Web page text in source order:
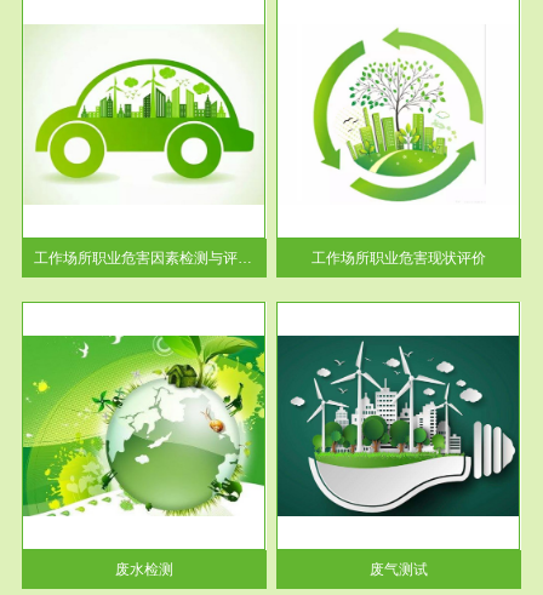
工作场所职业危害因素检测与评价...
服务范围
工作场所职业危害现状评价
【现状评价意义】：具体因素---
-通过质谱分析等多种手段明确
工作场...
工作场所职业危害现状评价
废水检测
服务范围
废气测试
检测范围工业废气检测包括有机
废气和无机废气。有机废气主要
包括...
废气测试